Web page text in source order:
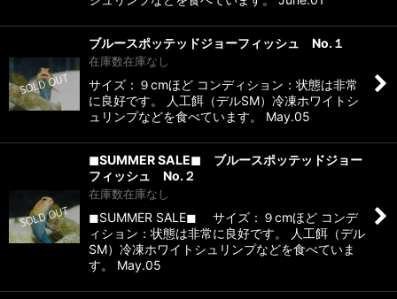
ブルースポッテッドジョーフィッシュ No.１
在庫数在庫なし
サイズ：９cmほど コンディション：状態は非常
に良好です。 人工餌（デルSM）冷凍ホワイトシ
ュリンプなどを食べています。 May.05
◼︎SUMMER SALE◼︎ ブルースポッテッドジョー
フィッシュ No.２
在庫数在庫なし
◼︎SUMMER SALE◼︎ サイズ：９cmほど コンデ
ィション：状態は非常に良好です。 人工餌（デル
SM）冷凍ホワイトシュリンプなどを食べていま
す。 May.05